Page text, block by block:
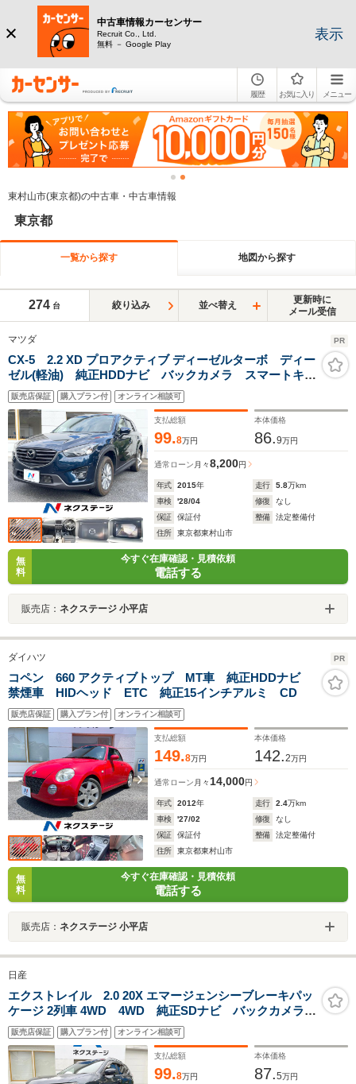
中古車情報カーセンサー
Recruit Co., Ltd.
無料 － Google Play
表示
履歴 お気に入り メニュー
東村山市(東京都)の中古車・中古車情報
東京都
一覧から探す 地図から探す
274 台 絞り込み 並べ替え
更新時に
メール受信
マツダ PR
CX-5 2.2 XD プロアクティブ ディーゼルターボ ディー
ゼル(軽油) 純正HDDナビ バックカメラ スマートキ
ー HIDヘッド 純正17インチアルミ 車線逸脱警報 オ
ートライト デュアルエアコン Bluetooth CD DVD
再生 フルセグ
販売店保証 購入プラン付 オンライン相談可
支払総額
99.8万円
本体価格
86.9万円
通常ローン 月々8,200円
年式 2015年 走行 5.8万km
車検
'28/04 修復
なし
保証
保証付 整備
法定整備付
住所
東京都東村山市
無
料
今すぐ在庫確認・見積依頼
電話する
販売店： ネクステージ 小平店
ダイハツ PR
コペン 660 アクティブトップ MT車 純正HDDナビ
禁煙車 HIDヘッド ETC 純正15インチアルミ CD
販売店保証 購入プラン付 オンライン相談可
支払総額
149.8万円
本体価格
142.2万円
通常ローン 月々14,000円
年式 2012年 走行 2.4万km
車検
'27/02 修復
なし
保証
保証付 整備
法定整備付
住所
東京都東村山市
無
料
今すぐ在庫確認・見積依頼
電話する
販売店： ネクステージ 小平店
日産
エクストレイル 2.0 20X エマージェンシーブレーキパッ
ケージ 2列車 4WD 4WD 純正SDナビ バックカメラ
衝突被害軽減システム 禁煙車 ドラレコ コーナーセ
ンサー スマートキー LEDヘッド ETC 純正17イン
チアルミ 車線逸脱警報 オートライト デュアルエア
コン
販売店保証 購入プラン付 オンライン相談可
支払総額
99.8万円
本体価格
87.5万円